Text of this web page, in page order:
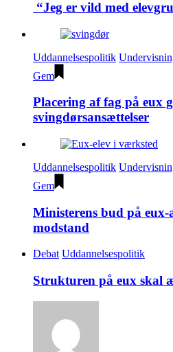
“Jeg er vild med
Uddannelsespolitik
Gem
Placering af fag på eux
svingdørsansættelser
Uddannelsespolitik
Gem
Ministerens bud på
modstand
Debat Uddannelsespolitik
Strukturen på eux skal